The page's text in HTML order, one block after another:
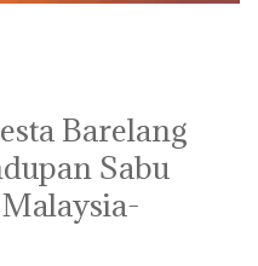
Barelang
Sabu